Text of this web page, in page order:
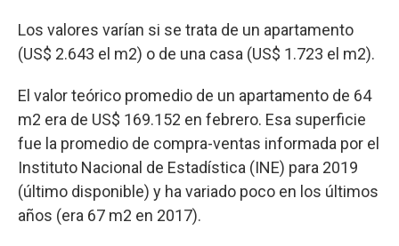
Los valores varían si se trata de un apartamento
(US$ 2.643 el m2) o de una casa (US$ 1.723 el m2).
El valor teórico promedio de un apartamento de 64
m2 era de US$ 169.152 en febrero. Esa superficie
fue la promedio de compra-ventas informada por el
Instituto Nacional de Estadística (INE) para 2019
(último disponible) y ha variado poco en los últimos
años (era 67 m2 en 2017).